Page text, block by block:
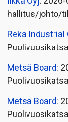
hallitus/johto/
Reka Industrial
Metsä Board:
Metsä Board: